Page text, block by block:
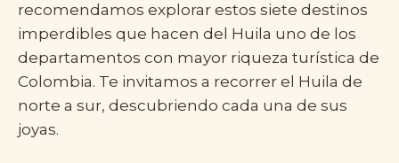
recomendamos explorar estos siete destinos
imperdibles que hacen del Huila uno de los
departamentos con mayor riqueza turística de
Colombia. Te invitamos a recorrer el Huila de
norte a sur, descubriendo cada una de sus
joyas.